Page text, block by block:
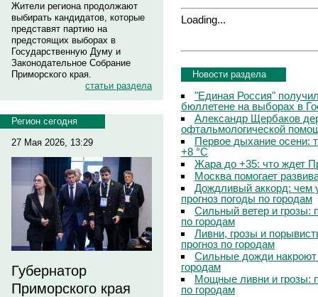
Жители региона продолжают
выбирать кандидатов, которые
представят партию на
предстоящих выборах в
Государственную Думу и
Законодательное Собрание
Приморского края.
статьи раздела
Регион сегодня
27 Мая 2026, 13:29
Губернатор
Приморского края
Loading...
Новости раздела
"Единая Россия"
бюллетене на выборах в
Александр Щербаков
офтальмологической
Первое дыхание осени:
+8 °C
Жара до +35: что ждет
Москва помогает
Дождливый аккорд: чем
прогноз погоды по городам
Сильный ветер и грозы:
по городам
Ливни, грозы и
прогноз по городам
Сильные дожди
городам
Мощные ливни и грозы:
по городам